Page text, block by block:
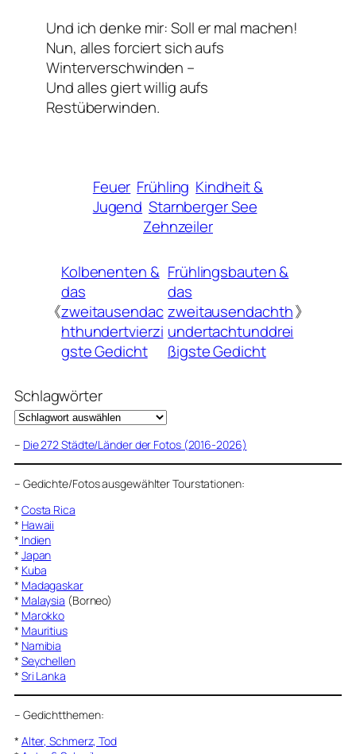
Und ich denke mir: Soll er mal machen!
Nun, alles forciert sich aufs
Winterverschwinden –
Und alles giert willig aufs
Restüberwinden.
Feuer Frühling Kindheit &
Jugend Starnberger See
Zehnzeiler
《
Kolbenenten &
das
zweitausendac
hthundertvierzi
gste Gedicht
Frühlingsbauten &
das
zweitausendachth
undertachtunddrei
ßigste Gedicht
》
Schlagwörter
– Die 272 Städte/Länder der Fotos (2016-2026)
– Gedichte/Fotos ausgewählter Tourstationen:
* Costa Rica
* Hawaii
* Indien
* Japan
* Kuba
* Madagaskar
* Malaysia (Borneo)
* Marokko
* Mauritius
* Namibia
* Seychellen
* Sri Lanka
– Gedichtthemen:
* Alter, Schmerz, Tod